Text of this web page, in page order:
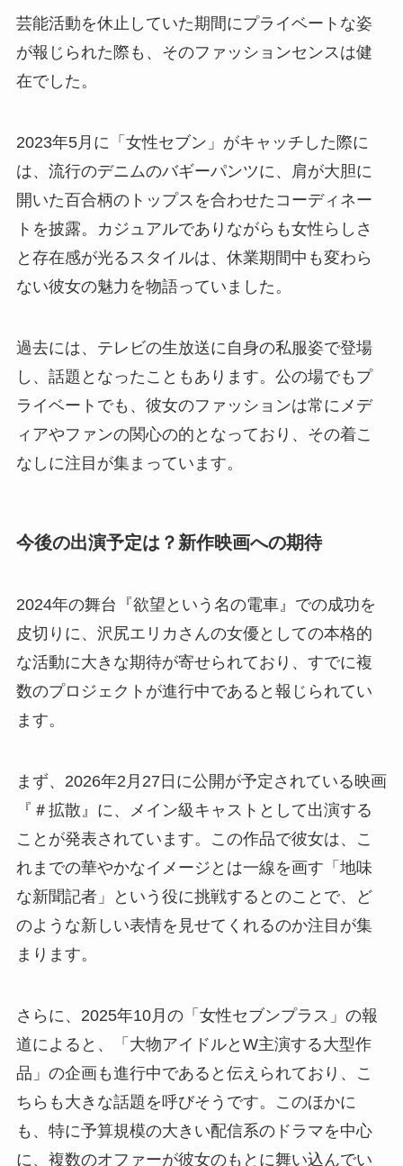
芸能活動を休止していた期間にプライベートな姿
が報じられた際も、そのファッションセンスは健
在でした。
2023年5月に「女性セブン」がキャッチした際に
は、流行のデニムのバギーパンツに、肩が大胆に
開いた百合柄のトップスを合わせたコーディネー
トを披露。カジュアルでありながらも女性らしさ
と存在感が光るスタイルは、休業期間中も変わら
ない彼女の魅力を物語っていました。
過去には、テレビの生放送に自身の私服姿で登場
し、話題となったこともあります。公の場でもプ
ライベートでも、彼女のファッションは常にメデ
ィアやファンの関心の的となっており、その着こ
なしに注目が集まっています。
今後の出演予定は？新作映画への期待
2024年の舞台『欲望という名の電車』での成功を
皮切りに、沢尻エリカさんの女優としての本格的
な活動に大きな期待が寄せられており、すでに複
数のプロジェクトが進行中であると報じられてい
ます。
まず、2026年2月27日に公開が予定されている映画
『＃拡散』に、メイン級キャストとして出演する
ことが発表されています。この作品で彼女は、こ
れまでの華やかなイメージとは一線を画す「地味
な新聞記者」という役に挑戦するとのことで、ど
のような新しい表情を見せてくれるのか注目が集
まります。
さらに、2025年10月の「女性セブンプラス」の報
道によると、「大物アイドルとW主演する大型作
品」の企画も進行中であると伝えられており、こ
ちらも大きな話題を呼びそうです。このほかに
も、特に予算規模の大きい配信系のドラマを中心
に、複数のオファーが彼女のもとに舞い込んでい